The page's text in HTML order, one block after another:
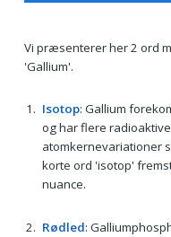
Vi præsenterer her 2 ord
'Gallium'.
Isotop: Gallium
og har flere
atomkernevariationer
korte ord 'isotop'
nuance.
Rødled: